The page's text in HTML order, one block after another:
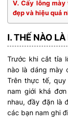
V. Cấy lông
đẹp và hiệu quả
I. THẾ NÀO
Trước khi cắt tỉa
nào là dáng mày
Trên thực tế, quy
nam giới khá
nhau, đầy đặn là
các bạn nam ghi